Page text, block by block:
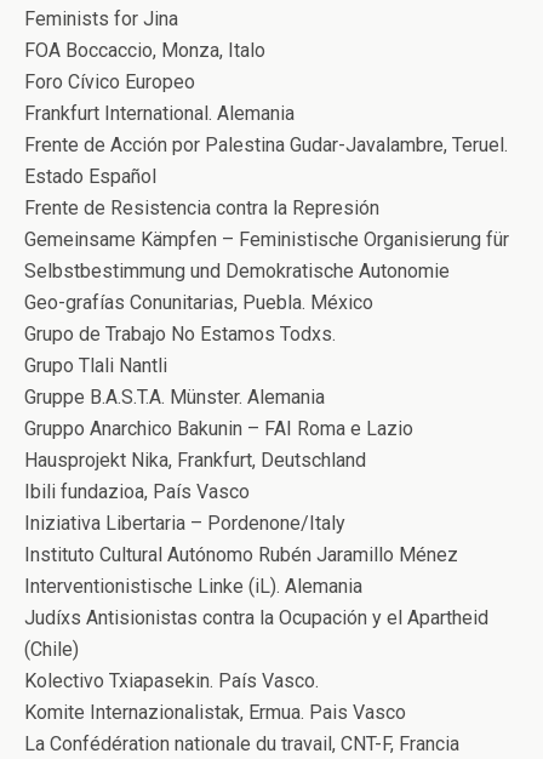
Feminists for Jina
FOA Boccaccio, Monza, Italo
Foro Cívico Europeo
Frankfurt International. Alemania
Frente de Acción por Palestina Gudar-Javalambre, Teruel.
Estado Español
Frente de Resistencia contra la Represión
Gemeinsame Kämpfen – Feministische Organisierung für
Selbstbestimmung und Demokratische Autonomie
Geo-grafías Conunitarias, Puebla. México
Grupo de Trabajo No Estamos Todxs.
Grupo Tlali Nantli
Gruppe B.A.S.T.A. Münster. Alemania
Gruppo Anarchico Bakunin – FAI Roma e Lazio
Hausprojekt Nika, Frankfurt, Deutschland
Ibili fundazioa, País Vasco
Iniziativa Libertaria – Pordenone/Italy
Instituto Cultural Autónomo Rubén Jaramillo Ménez
Interventionistische Linke (iL). Alemania
Judíxs Antisionistas contra la Ocupación y el Apartheid
(Chile)
Kolectivo Txiapasekin. País Vasco.
Komite Internazionalistak, Ermua. Pais Vasco
La Confédération nationale du travail, CNT-F, Francia